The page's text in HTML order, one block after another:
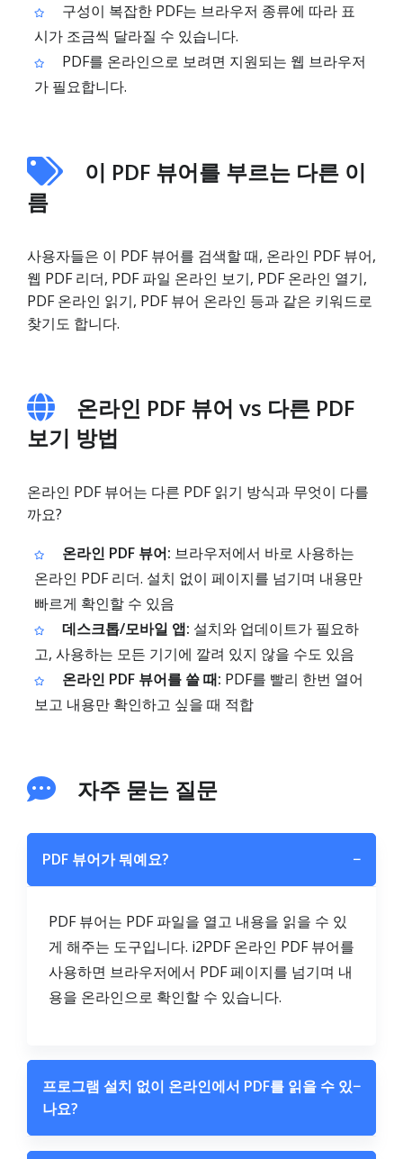
구성이 복잡한 PDF는 브라우저 종류에 따라 표
시가 조금씩 달라질 수 있습니다.
PDF를 온라인으로 보려면 지원되는 웹 브라우저
가 필요합니다.
이 PDF 뷰어를 부르는 다른 이
름
사용자들은 이 PDF 뷰어를 검색할 때, 온라인 PDF 뷰어,
웹 PDF 리더, PDF 파일 온라인 보기, PDF 온라인 열기,
PDF 온라인 읽기, PDF 뷰어 온라인 등과 같은 키워드로
찾기도 합니다.
온라인 PDF 뷰어 vs 다른 PDF
보기 방법
온라인 PDF 뷰어는 다른 PDF 읽기 방식과 무엇이 다를
까요?
온라인 PDF 뷰어: 브라우저에서 바로 사용하는
온라인 PDF 리더. 설치 없이 페이지를 넘기며 내용만
빠르게 확인할 수 있음
데스크톱/모바일 앱: 설치와 업데이트가 필요하
고, 사용하는 모든 기기에 깔려 있지 않을 수도 있음
온라인 PDF 뷰어를 쓸 때: PDF를 빨리 한번 열어
보고 내용만 확인하고 싶을 때 적합
자주 묻는 질문
PDF 뷰어가 뭐예요? −
PDF 뷰어는 PDF 파일을 열고 내용을 읽을 수 있
게 해주는 도구입니다. i2PDF 온라인 PDF 뷰어를
사용하면 브라우저에서 PDF 페이지를 넘기며 내
용을 온라인으로 확인할 수 있습니다.
프로그램 설치 없이 온라인에서 PDF를 읽을 수 있
나요?
−